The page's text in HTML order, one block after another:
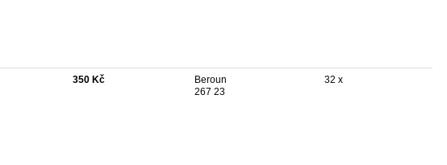
350 Kč
Beroun
267 23
32 x